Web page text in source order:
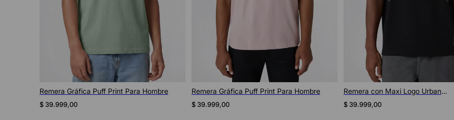
Remera Gráfica Puff Print Para Hombre
$ 39.999,00
Vista rápida
Remera Gráfica Puff Print Para Hombre
$ 39.999,00
Vista rápida
Remera con Maxi Logo Urban
Contemporary Unisex
$ 39.999,00